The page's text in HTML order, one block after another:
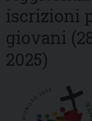
iscrizioni
giovani
2025)